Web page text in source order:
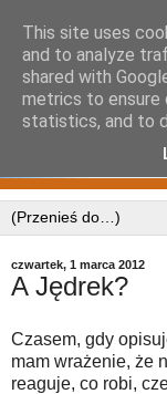
czwartek, 1 marca 2012
A Jędrek?
Czasem, gdy
mam wrażenie, że
reaguje, co robi,
This site uses
and to analyze
shared with
metrics to ensure
statistics, and to